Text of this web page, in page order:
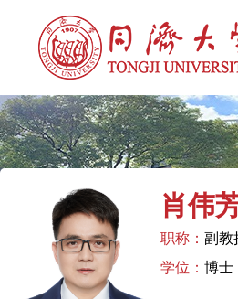
肖伟
职称：副教
学位：博士